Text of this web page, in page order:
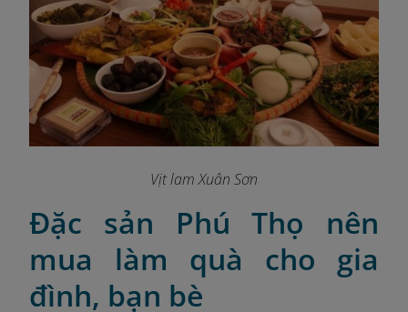
Vịt lam Xuân Sơn
Đặc sản Phú Thọ nên
mua làm quà cho gia
đình, bạn bè